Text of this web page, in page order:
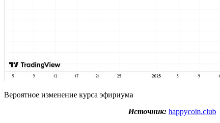
Вероятное изменение курса эфириума
Источник: happycoin.club